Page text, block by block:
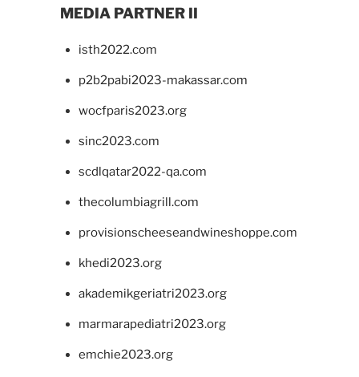
MEDIA PARTNER II
isth2022.com
p2b2pabi2023-makassar.com
wocfparis2023.org
sinc2023.com
scdlqatar2022-qa.com
thecolumbiagrill.com
provisionscheeseandwineshoppe.com
khedi2023.org
akademikgeriatri2023.org
marmarapediatri2023.org
emchie2023.org